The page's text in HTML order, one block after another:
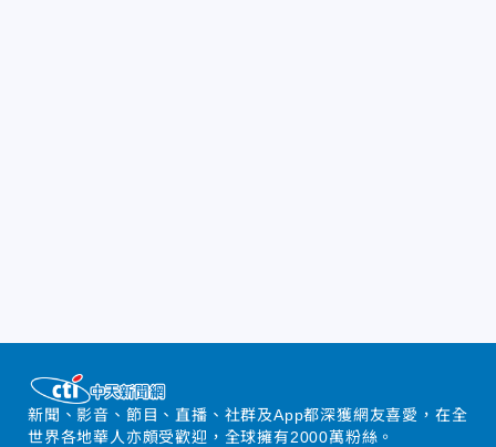
新聞、影音、節目、直播、社群及App都深獲網友喜愛，在全
世界各地華人亦頗受歡迎，全球擁有2000萬粉絲。